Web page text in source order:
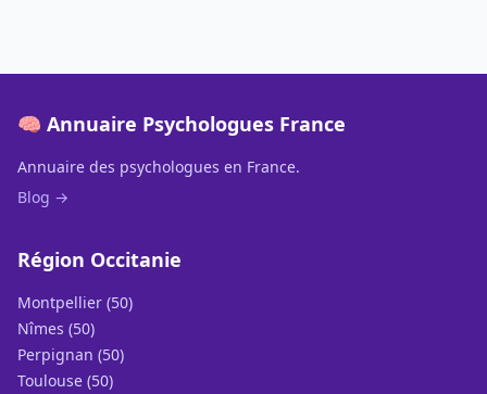
🧠 Annuaire Psychologues France
Annuaire des psychologues en France.
Blog →
Région Occitanie
Montpellier (50)
Nîmes (50)
Perpignan (50)
Toulouse (50)